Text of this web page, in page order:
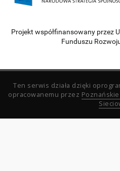
Projekt współfinansowany przez
Funduszu
Ten serwis działa dzięki
opracowanemu przez